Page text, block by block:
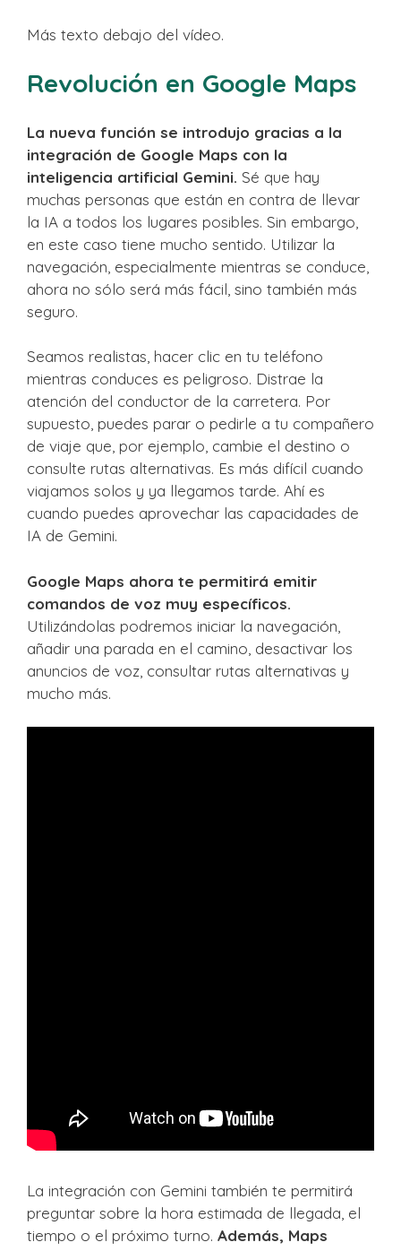
Más texto debajo del vídeo.
Revolución en Google Maps
La nueva función se introdujo gracias a la
integración de Google Maps con la
inteligencia artificial Gemini. Sé que hay
muchas personas que están en contra de llevar
la IA a todos los lugares posibles. Sin embargo,
en este caso tiene mucho sentido. Utilizar la
navegación, especialmente mientras se conduce,
ahora no sólo será más fácil, sino también más
seguro.
Seamos realistas, hacer clic en tu teléfono
mientras conduces es peligroso. Distrae la
atención del conductor de la carretera. Por
supuesto, puedes parar o pedirle a tu compañero
de viaje que, por ejemplo, cambie el destino o
consulte rutas alternativas. Es más difícil cuando
viajamos solos y ya llegamos tarde. Ahí es
cuando puedes aprovechar las capacidades de
IA de Gemini.
Google Maps ahora te permitirá emitir
comandos de voz muy específicos.
Utilizándolas podremos iniciar la navegación,
añadir una parada en el camino, desactivar los
anuncios de voz, consultar rutas alternativas y
mucho más.
La integración con Gemini también te permitirá
preguntar sobre la hora estimada de llegada, el
tiempo o el próximo turno. Además, Maps